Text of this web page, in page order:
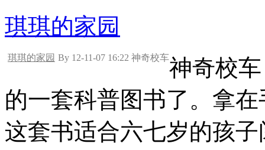
琪琪的家园
琪琪的家园 By 12-11-07 16:22 神奇校车神奇校
的一套科普图书了。拿
这套书适合六七岁的孩